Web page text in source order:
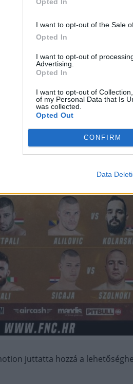
I want to opt-out of the Sale
Opted In
I want to opt-out of
Advertising.
Opted In
I want to opt-out of
of my Personal Data that Is
was collected.
Opted Out
CONFIRM
Data
juttatta hozzá a